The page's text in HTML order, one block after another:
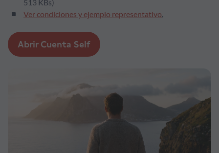
Conócenos
Ayuda
513 KBs)
Ver condiciones y ejemplo representativo.
Abrir Cuenta Self